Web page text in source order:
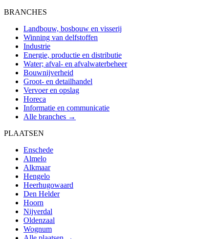
BRANCHES
Landbouw, bosbouw en visserij
Winning van delfstoffen
Industrie
Energie, productie en distributie
Water; afval- en afvalwaterbeheer
Bouwnijverheid
Groot- en detailhandel
Vervoer en opslag
Horeca
Informatie en communicatie
Alle branches →
PLAATSEN
Enschede
Almelo
Alkmaar
Hengelo
Heerhugowaard
Den Helder
Hoorn
Nijverdal
Oldenzaal
Wognum